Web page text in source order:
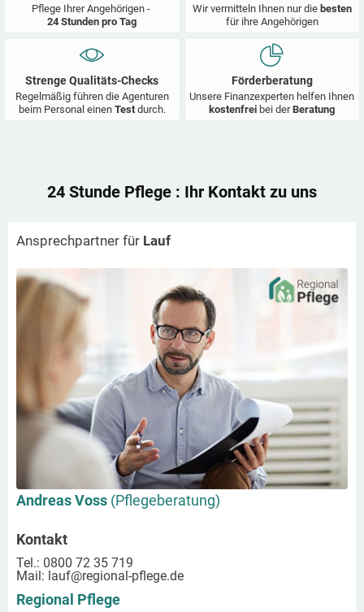
Pflege Ihrer Angehörigen -
24 Stunden pro Tag
Wir vermitteln Ihnen nur die besten
für ihre Angehörigen
Strenge Qualitäts-Checks
Regelmäßig führen die Agenturen
beim Personal einen Test durch.
Förderberatung
Unsere Finanzexperten helfen Ihnen
kostenfrei bei derBeratung
24 Stunde Pflege : Ihr Kontakt zu uns
Ansprechpartner für Lauf
Andreas Voss (Pflegeberatung)
Kontakt
Tel.: 0800 72 35 719
Mail: lauf@regional-pflege.de
Regional Pflege